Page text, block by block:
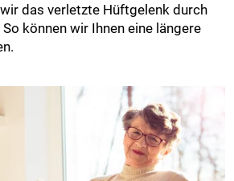
das verletzte Hüftgelenk durch
können wir Ihnen eine längere